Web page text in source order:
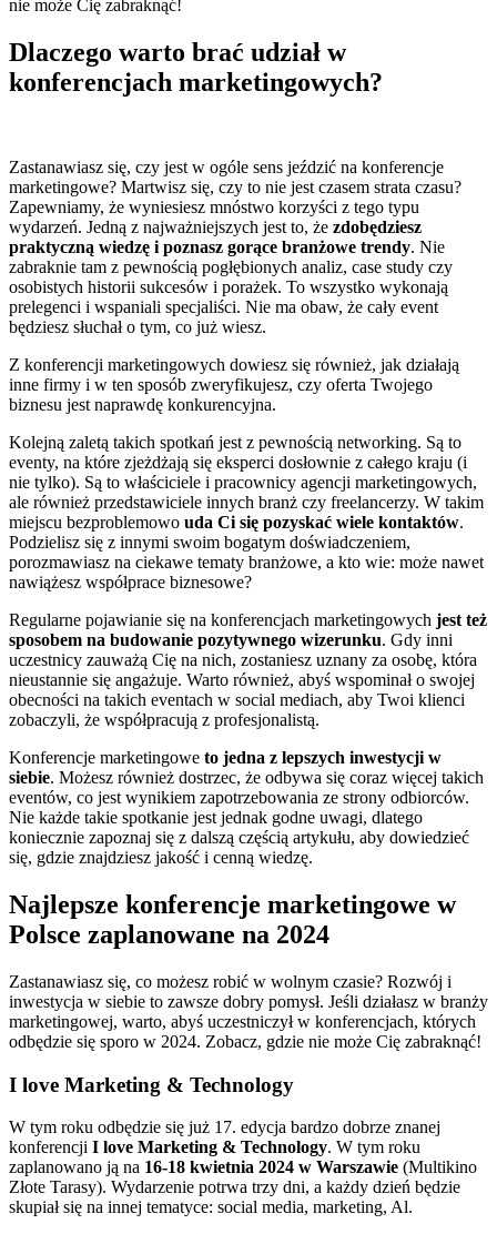
nie może Cię zabraknąć!
Dlaczego warto brać udział w
konferencjach marketingowych?
Zastanawiasz się, czy jest w ogóle sens jeździć na konferencje
marketingowe? Martwisz się, czy to nie jest czasem strata czasu?
Zapewniamy, że wyniesiesz mnóstwo korzyści z tego typu
wydarzeń. Jedną z najważniejszych jest to, że zdobędziesz
praktyczną wiedzę i poznasz gorące branżowe trendy. Nie
zabraknie tam z pewnością pogłębionych analiz, case study czy
osobistych historii sukcesów i porażek. To wszystko wykonają
prelegenci i wspaniali specjaliści. Nie ma obaw, że cały event
będziesz słuchał o tym, co już wiesz.
Z konferencji marketingowych dowiesz się również, jak działają
inne firmy i w ten sposób zweryfikujesz, czy oferta Twojego
biznesu jest naprawdę konkurencyjna.
Kolejną zaletą takich spotkań jest z pewnością networking. Są to
eventy, na które zjeżdżają się eksperci dosłownie z całego kraju (i
nie tylko). Są to właściciele i pracownicy agencji marketingowych,
ale również przedstawiciele innych branż czy freelancerzy. W takim
miejscu bezproblemowo uda Ci się pozyskać wiele kontaktów.
Podzielisz się z innymi swoim bogatym doświadczeniem,
porozmawiasz na ciekawe tematy branżowe, a kto wie: może nawet
nawiążesz współprace biznesowe?
Regularne pojawianie się na konferencjach marketingowych jest też
sposobem na budowanie pozytywnego wizerunku. Gdy inni
uczestnicy zauważą Cię na nich, zostaniesz uznany za osobę, która
nieustannie się angażuje. Warto również, abyś wspominał o swojej
obecności na takich eventach w social mediach, aby Twoi klienci
zobaczyli, że współpracują z profesjonalistą.
Konferencje marketingowe to jedna z lepszych inwestycji w
siebie. Możesz również dostrzec, że odbywa się coraz więcej takich
eventów, co jest wynikiem zapotrzebowania ze strony odbiorców.
Nie każde takie spotkanie jest jednak godne uwagi, dlatego
koniecznie zapoznaj się z dalszą częścią artykułu, aby dowiedzieć
się, gdzie znajdziesz jakość i cenną wiedzę.
Najlepsze konferencje marketingowe w
Polsce zaplanowane na 2024
Zastanawiasz się, co możesz robić w wolnym czasie? Rozwój i
inwestycja w siebie to zawsze dobry pomysł. Jeśli działasz w branży
marketingowej, warto, abyś uczestniczył w konferencjach, których
odbędzie się sporo w 2024. Zobacz, gdzie nie może Cię zabraknąć!
I ️love Marketing & Technology
W tym roku odbędzie się już 17. edycja bardzo dobrze znanej
konferencji I ️love Marketing & Technology. W tym roku
zaplanowano ją na 16-18 kwietnia 2024 w Warszawie (Multikino
Złote Tarasy). Wydarzenie potrwa trzy dni, a każdy dzień będzie
skupiał się na innej tematyce: social media, marketing, Al.